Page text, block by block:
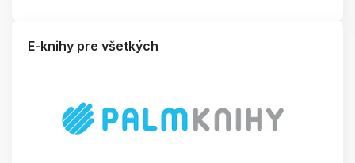
E-knihy pre všetkých